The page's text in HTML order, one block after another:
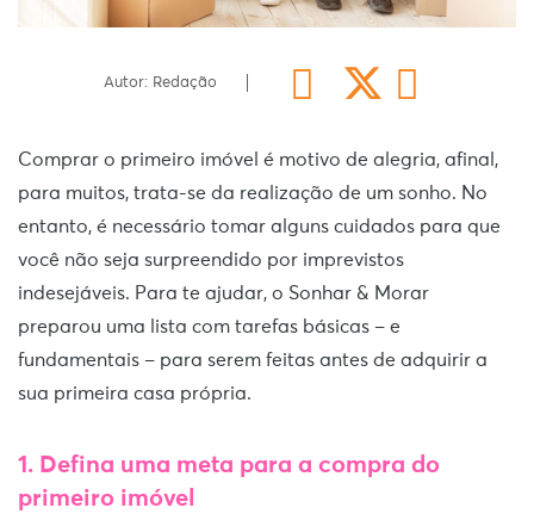
Autor: Redação
Comprar o primeiro imóvel é motivo de alegria, afinal,
para muitos, trata-se da realização de um sonho. No
entanto, é necessário tomar alguns cuidados para que
você não seja surpreendido por imprevistos
indesejáveis. Para te ajudar, o Sonhar & Morar
preparou uma lista com tarefas básicas – e
fundamentais – para serem feitas antes de adquirir a
sua primeira casa própria.
1. Defina uma meta para a compra do
primeiro imóvel